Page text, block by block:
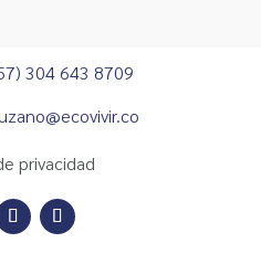
304 643 8709
privacidad